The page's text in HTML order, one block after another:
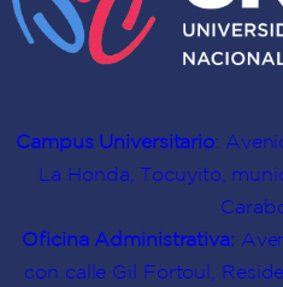
Campus Universitario:
La Honda, Tocuyito,
Oficina Administrativa:
con calle Gil Fortoul,